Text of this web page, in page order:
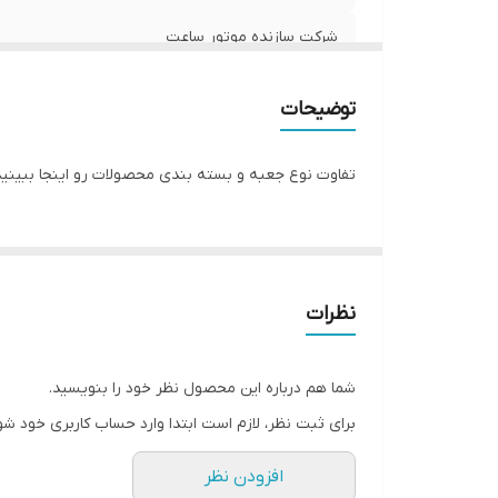
شرکت سازنده موتور ساعت
توضیحات
تفاوت نوع جعبه و بسته بندی محصولات رو اینجا
نظرات
شما هم درباره این محصول نظر خود را بنویسید.
برای ثبت نظر، لازم است ابتدا وارد حساب کاربری خود
افزودن نظر